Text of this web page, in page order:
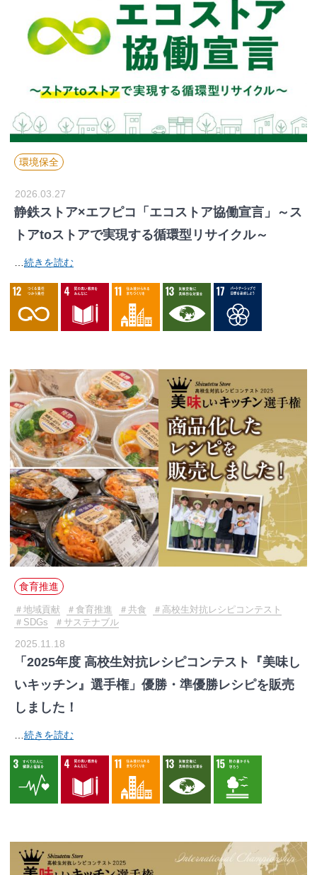
環境保全
2026.03.27
静鉄ストア×エフピコ「エコストア協働宣言」～ス
トアtoストアで実現する循環型リサイクル～
続きを読む
食育推進
地域貢献 食育推進 共食
高校生対抗レシピコンテスト
SDGs
サステナブル
2025.11.18
「2025年度 高校生対抗レシピコンテスト『美味し
いキッチン』選手権」優勝・準優勝レシピを販売
しました！
続きを読む